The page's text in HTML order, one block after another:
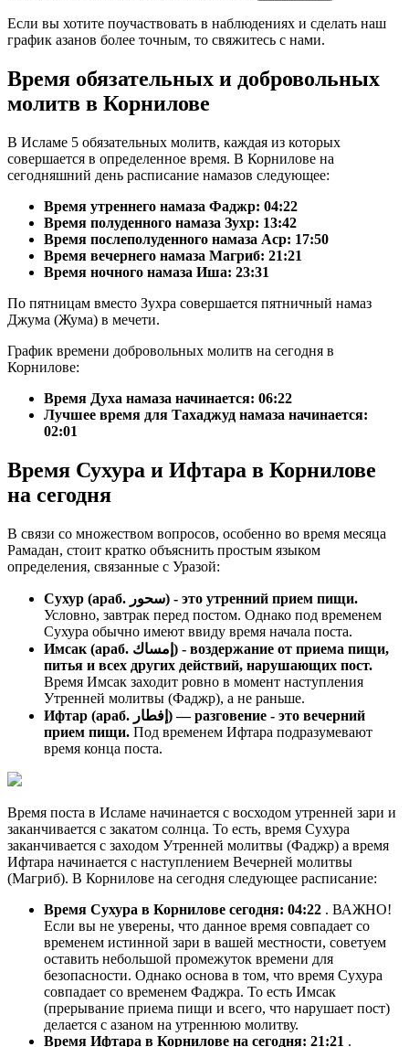
Если вы хотите поучаствовать в наблюдениях и сделать наш
график азанов более точным, то свяжитесь с нами.
Время обязательных и добровольных
молитв в Корнилове
В Исламе 5 обязательных молитв, каждая из которых
совершается в определенное время. В Корнилове на
сегодняшний день расписание намазов следующее:
Время утреннего намаза Фаджр: 04:22
Время полуденного намаза Зухр: 13:42
Время послеполуденного намаза Аср: 17:50
Время вечернего намаза Магриб: 21:21
Время ночного намаза Иша: 23:31
По пятницам вместо Зухра совершается пятничный намаз
Джума (Жума) в мечети.
График времени добровольных молитв на сегодня в
Корнилове:
Время Духа намаза начинается: 06:22
Лучшее время для Тахаджуд намаза начинается:
02:01
Время Сухура и Ифтара в Корнилове
на сегодня
В связи со множеством вопросов, особенно во время месяца
Рамадан, стоит кратко объяснить простым языком
определения, связанные с Уразой:
Сухур (араб. سحور) - это утренний прием пищи.
Условно, завтрак перед постом. Однако под временем
Сухура обычно имеют ввиду время начала поста.
Имсак (араб. إمساك) - воздержание от приема пищи,
питья и всех других действий, нарушающих пост.
Время Имсак заходит ровно в момент наступления
Утренней молитвы (Фаджр), а не раньше.
Ифтар (араб. إفطار) — разговение - это вечерний
прием пищи. Под временем Ифтара подразумевают
время конца поста.
Время поста в Исламе начинается с восходом утренней зари и
заканчивается с закатом солнца. То есть, время Сухура
заканчивается с заходом Утренней молитвы (Фаджр) а время
Ифтара начинается с наступлением Вечерней молитвы
(Магриб). В Корнилове на сегодня следующее расписание:
Время Сухура в Корнилове сегодня: 04:22 . ВАЖНО!
Если вы не уверены, что данное время совпадает со
временем истинной зари в вашей местности, советуем
оставить небольшой промежуток времени для
безопасности. Однако основа в том, что время Сухура
совпадает со временем Фаджра. То есть Имсак
(прерывание приема пищи и всего, что нарушает пост)
делается с азаном на утреннюю молитву.
Время Ифтара в Корнилове на сегодня: 21:21 .